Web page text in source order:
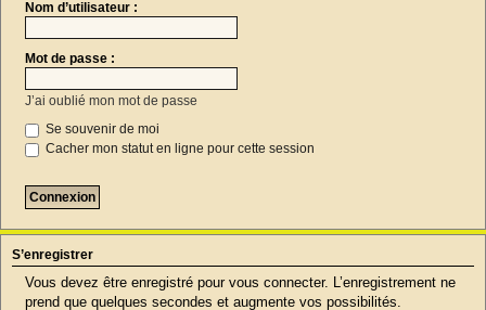
Nom d’utilisateur :
Mot de passe :
J’ai oublié mon mot de passe
Se souvenir de moi
Cacher mon statut en ligne pour cette session
S’enregistrer
Vous devez être enregistré pour vous connecter. L’enregistrement ne
prend que quelques secondes et augmente vos possibilités.